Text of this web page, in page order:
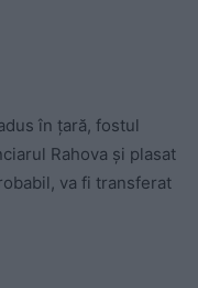
în țară, fostul
Rahova și plasat
va fi transferat